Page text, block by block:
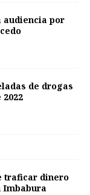
audiencia por
de drogas
traficar dinero
Imbabura